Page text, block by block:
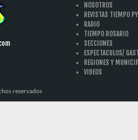
NOSOTROS
REVISTAS TIEMPO
RADIO
TIEMPO ROSARIO
SECCIONES
ESPECTACULOS/
REGIONES Y
VIDEOS
reservados